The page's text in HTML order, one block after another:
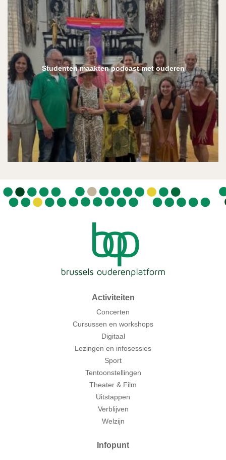
Studenten maakten podcast met ouderen
Activiteiten
Concerten
Cursussen en workshops
Digitaal
Lezingen en infosessies
Sport
Tentoonstellingen
Theater & Film
Uitstappen
Verblijven
Welzijn
Infopunt